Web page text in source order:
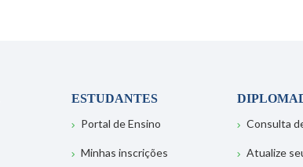
ESTUDANTES
Portal de Ensino
Minhas inscrições
Consulta
Atualize